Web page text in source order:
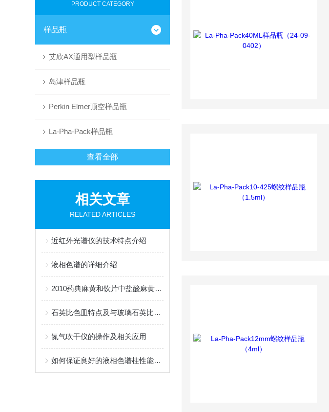
PRODUCT CATEGORY
样品瓶
艾欣AX通用型样品瓶
岛津样品瓶
Perkin Elmer顶空样品瓶
La-Pha-Pack样品瓶
查看全部
相关文章
RELATED ARTICLES
近红外光谱仪的技术特点介绍
液相色谱的详细介绍
2010药典麻黄和饮片中盐酸麻黄碱测定
石英比色皿特点及与玻璃石英比色皿的区别
氮气吹干仪的操作及相关应用
如何保证良好的液相色谱柱性能与寿命